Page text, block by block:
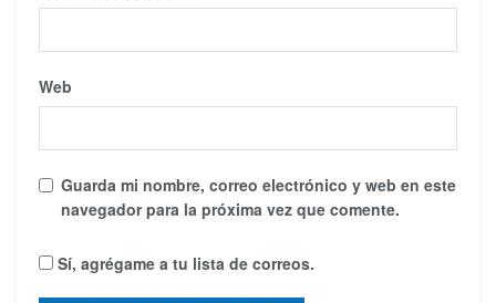
Web
Guarda mi nombre, correo electrónico y web en este
navegador para la próxima vez que comente.
Sí, agrégame a tu lista de correos.